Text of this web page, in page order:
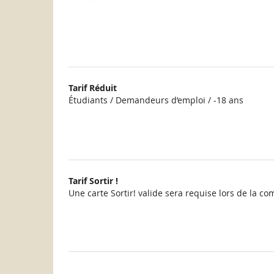
Tarif Réduit
Étudiants / Demandeurs d’emploi / -18 ans
Tarif Sortir !
Une carte Sortir! valide sera requise lors de la